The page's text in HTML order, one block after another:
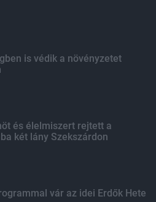
is védik a növényzetet
és élelmiszert rejtett a
két lány Szekszárdon
vár az idei Erdők Hete